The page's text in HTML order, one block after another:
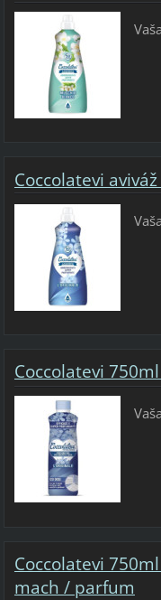
Coccolatevi
Coccolatevi
Coccolatevi
mach / parfum